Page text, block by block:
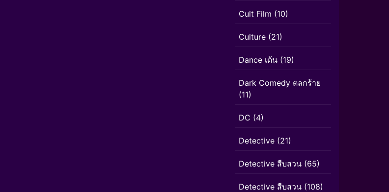
Cult Film (10)
Culture (21)
Dance เต้น (19)
Dark Comedy ตลกร้าย
(11)
DC (4)
Detective (21)
Detective สืบสวน (65)
Detective สืบสวน (108)